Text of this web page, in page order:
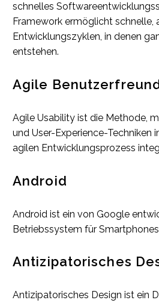
schnelles
Framework ermöglicht schnelle,
Entwicklungszyklen, in denen
entstehen.
Agile
Agile Usability ist die Methode,
und User-Experience-Techniken
agilen Entwicklungsprozess
Android
Android ist ein von Google
Betriebssystem für
Antizipatorisches
Antizipatorisches Design ist ein